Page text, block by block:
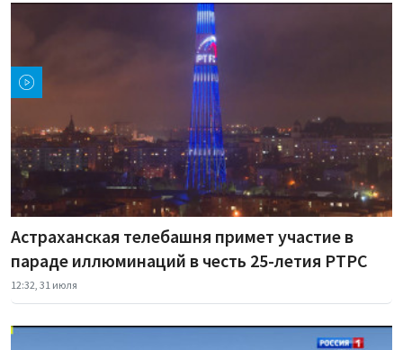
Астраханская телебашня примет участие в
параде иллюминаций в честь 25-летия РТРС
12:32, 31 июля